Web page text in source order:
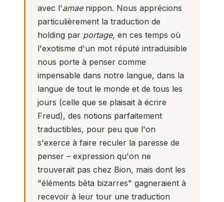
avec l'amaenippon. Nous apprécions
particulièrement la traduction de
holding par portage, en ces temps où
l'exotisme d'un mot réputé intraduisible
nous porte à penser comme
impensable dans notre langue, dans la
langue de tout le monde et de tous les
jours (celle que se plaisait à écrire
Freud), des notions parfaitement
traductibles, pour peu que l'on
s'exerce à faire reculer la paresse de
penser – expression qu'on ne
trouverait pas chez Bion, mais dont les
"éléments bêta bizarres" gagneraient à
recevoir à leur tour une traduction